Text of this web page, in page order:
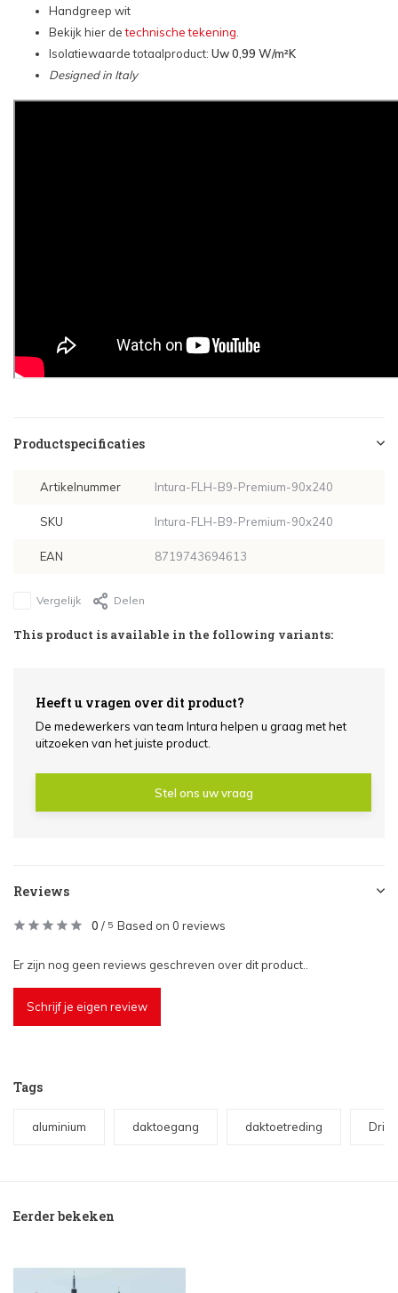
Handgreep wit
Bekijk hier detechnische tekening
Isolatiewaarde totaalproduct: Uw 0,99 W/m²K
Designed in Italy
Productspecificaties
Artikelnummer Intura-FLH-B9-Premium-90x240
SKU Intura-FLH-B9-Premium-90x240
EAN 8719743694613
Vergelijk Delen
This product is available in the following variants:
Heeft u vragen over dit product?
De medewerkers van team Intura helpen u graag met het
uitzoeken van het juiste product.
Stel ons uw vraag
Reviews
0 / 5 Based on 0 reviews
Er zijn nog geen reviews geschreven over dit product..
Schrijf je eigen review
Tags
aluminium daktoegang daktoetreding
Eerder bekeken